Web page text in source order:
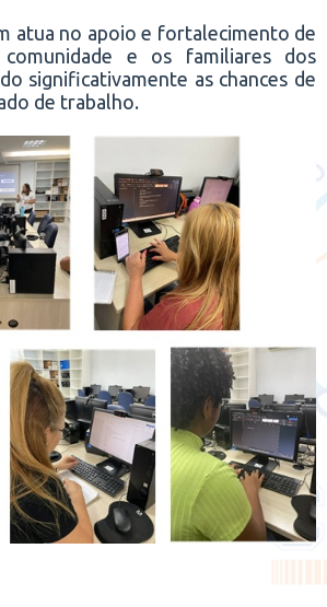
atua no apoio e fortalecimento de
e os familiares dos
significativamente as chances de
de trabalho.